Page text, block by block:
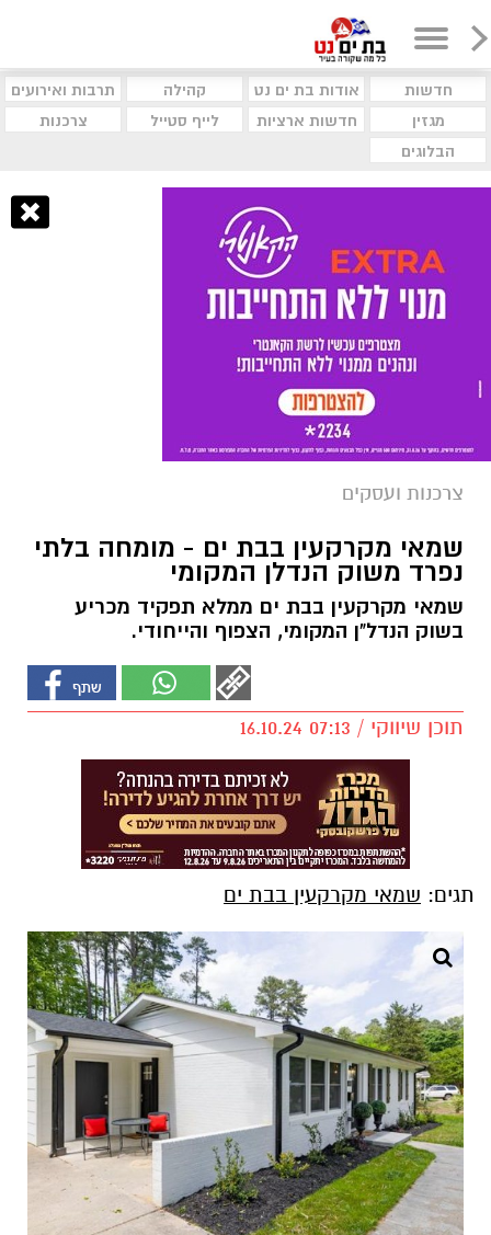
חדשות אודות בת ים נט קהילה
תרבות ואירועים
מגזין
חדשות ארציות לייף סטייל
צרכנות
הבלוגים
צרכנות ועסקים
שמאי מקרקעין בבת ים - מומחה בלתי
נפרד משוק הנדלן המקומי
שמאי מקרקעין בבת ים ממלא תפקיד מכריע
בשוק הנדל"ן המקומי, הצפוף והייחודי.
תוכן שיווקי / 07:13 16.10.24
תגים: שמאי מקרקעין בבת ים